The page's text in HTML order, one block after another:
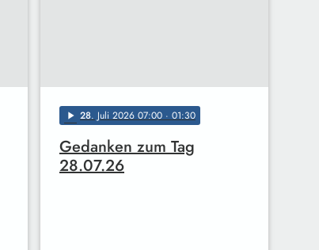
play_arrow 28. Juli 2026 07:00 · 01:30
Gedanken zum Tag
28.07.26